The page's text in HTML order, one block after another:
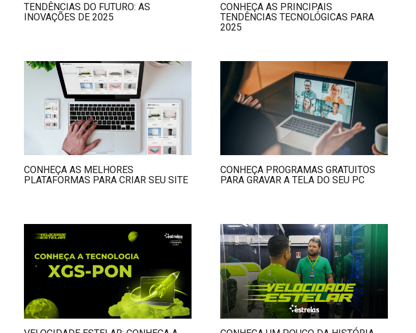
TENDÊNCIAS DO FUTURO: AS
INOVAÇÕES DE 2025
CONHEÇA AS PRINCIPAIS
TENDÊNCIAS TECNOLÓGICAS PARA
2025
CONHEÇA AS MELHORES
PLATAFORMAS PARA CRIAR SEU SITE
CONHEÇA PROGRAMAS GRATUITOS
PARA GRAVAR A TELA DO SEU PC